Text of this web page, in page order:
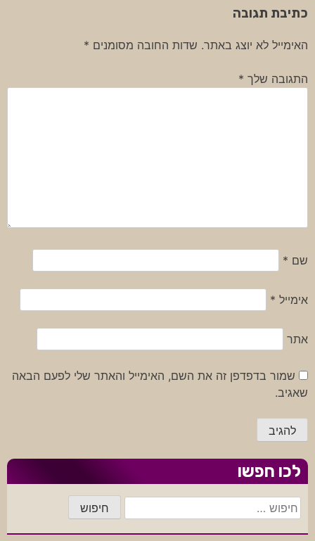
כתיבת תגובה
האימייל לא יוצג באתר. שדות החובה מסומנים *
התגובה שלך *
שם *
אימייל *
אתר
שמור בדפדפן זה את השם, האימייל והאתר שלי לפעם הבאה
שאגיב.
לכו חפשו
חיפוש: